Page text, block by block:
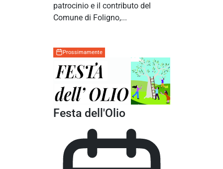
patrocinio e il contributo del
Comune di Foligno,...
Prossimamente
Festa dell'Olio